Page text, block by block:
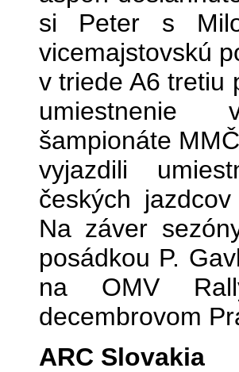
si Peter s
vicemajstovskú
v triede A6 tretiu
šampionáte
vyjazdili
českých
Na záver
posádkou P.
na OMV
decembrovom
ARC Slovakia